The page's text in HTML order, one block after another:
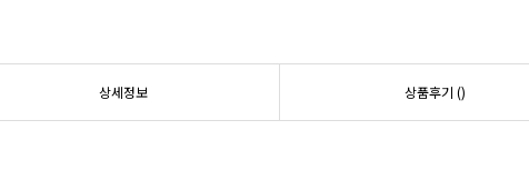
상세정보 상품후기 ()